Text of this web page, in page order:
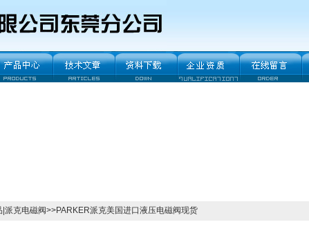
派克电磁阀>>PARKER派克美国进口液压电磁阀现货